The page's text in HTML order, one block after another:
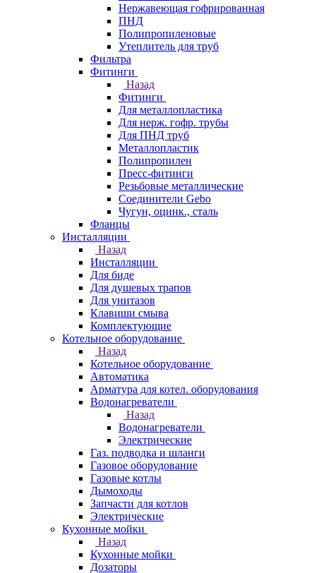
Нержавеющая гофрированная
ПНД
Полипропиленовые
Утеплитель для труб
Фильтра
Фитинги
Назад
Фитинги
Для металлопластика
Для нерж. гофр. трубы
Для ПНД труб
Металлопластик
Полипропилен
Пресс-фитинги
Резьбовые металлические
Соединители Gebo
Чугун, оцинк., сталь
Фланцы
Инсталляции
Назад
Инсталляции
Для биде
Для душевых трапов
Для унитазов
Клавиши смыва
Комплектующие
Котельное оборудование
Назад
Котельное оборудование
Автоматика
Арматура для котел. оборудования
Водонагреватели
Назад
Водонагреватели
Электрические
Газ. подводка и шланги
Газовое оборудование
Газовые котлы
Дымоходы
Запчасти для котлов
Электрические
Кухонные мойки
Назад
Кухонные мойки
Дозаторы